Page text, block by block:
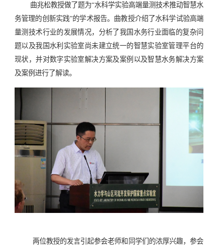
曲兆松教授做了题为“水科学实验高端量测技术推动智慧水
务管理的创新实践”的学术报告。曲教授介绍了水科学试验高端
量测技术行业的发展情况，分析了我国水务行业面临的复杂问
题以及我国水利实验室尚未建立统一的智慧实验室管理平台的
现状，并对数字实验室解决方案及案例以及智慧水务解决方案
及案例进行了解读。
两位教授的发言引起参会老师和同学们的浓厚兴趣，参会